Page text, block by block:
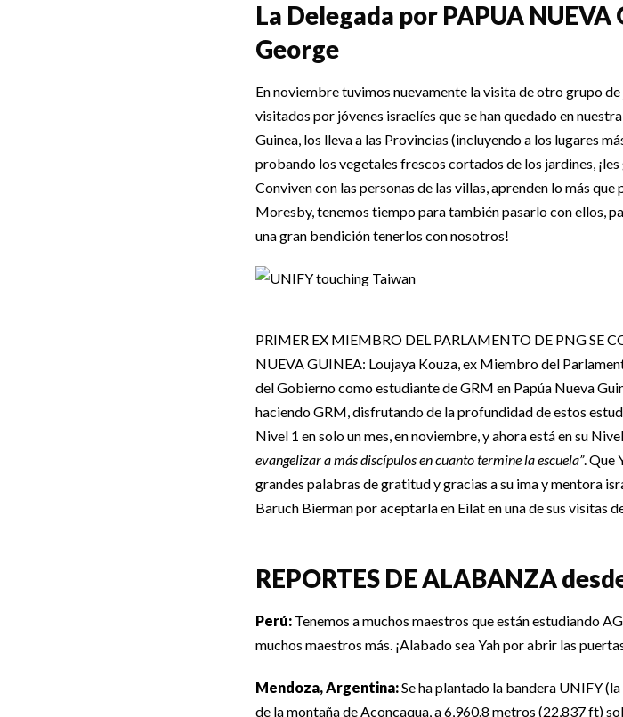
La Delegada por PAPUA
George
En noviembre tuvimos nuevamente la visita de otro grupo de
visitados por jóvenes israelíes que se han quedado en
Guinea, los lleva a las Provincias (incluyendo a los lugares
probando los vegetales frescos cortados de los jardines,
Conviven con las personas de las villas, aprenden lo más
Moresby, tenemos tiempo para también pasarlo con ellos,
una gran bendición tenerlos con nosotros!
PRIMER EX MIEMBRO DEL PARLAMENTO DE PNG SE
NUEVA GUINEA: Loujaya Kouza, ex Miembro del
del Gobierno como estudiante de GRM en Papúa Nueva
haciendo GRM, disfrutando de la profundidad de estos
Nivel 1 en solo un mes, en noviembre, y ahora está en su
evangelizar a más discípulos en cuanto termine la escuela”. Que
grandes palabras de gratitud y gracias a su ima y mentora
Baruch Bierman por aceptarla en Eilat en una de sus visitas
REPORTES DE ALABANZA
Perú: Tenemos a muchos maestros que están estudiando
muchos maestros más. ¡Alabado sea Yah por abrir las
Mendoza, Argentina:Se ha plantado la bandera UNIFY
de la montaña de Aconcaqua, a 6,960.8 metros (22,837 ft)